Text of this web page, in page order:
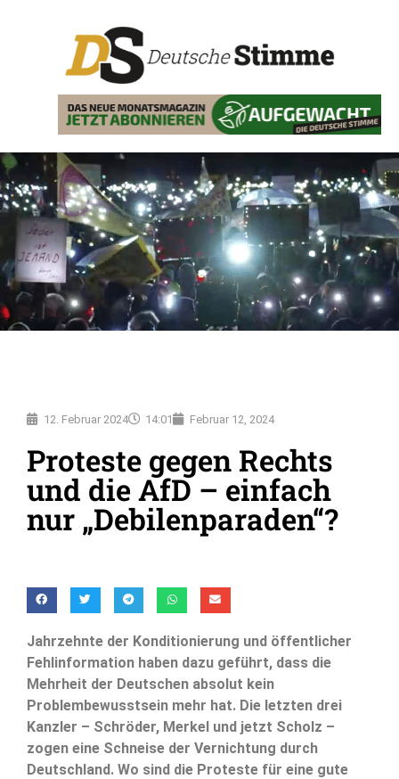
12. Februar 2024 14:01 Februar 12, 2024
Proteste gegen Rechts
und die AfD – einfach
nur „Debilenparaden“?
Jahrzehnte der Konditionierung und öffentlicher
Fehlinformation haben dazu geführt, dass die
Mehrheit der Deutschen absolut kein
Problembewusstsein mehr hat. Die letzten drei
Kanzler – Schröder, Merkel und jetzt Scholz –
zogen eine Schneise der Vernichtung durch
Deutschland. Wo sind die Proteste für eine gute